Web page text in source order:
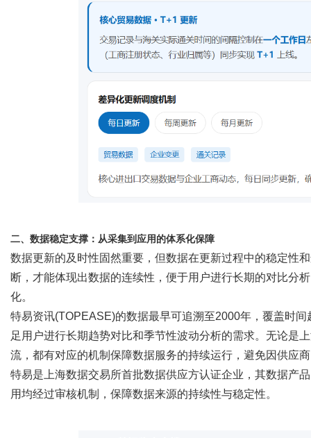
二、数据稳定支撑：从采集到应用的体系化保障
数据更新的及时性固然重要，但数据在更新过程中的稳定性
断，才能体现出数据的连续性，便于用户进行长期的对比分
化。
特易资讯(TOPEASE)的数据最早可追溯至2000年，覆盖时
足用户进行长期趋势对比和季节性波动分析的需求。无论是
流，都有对应的机制保障数据服务的持续运行，避免因供应
特易是上海数据交易所首批数据供应方认证企业，其数据产
用均经过审核机制，保障数据来源的持续性与稳定性。